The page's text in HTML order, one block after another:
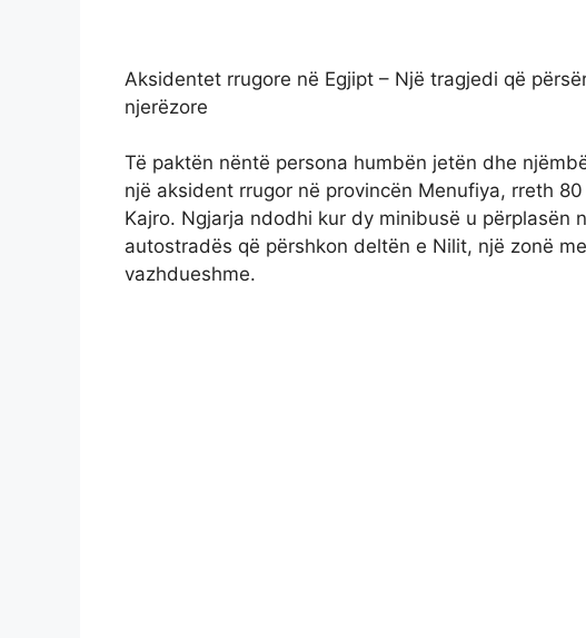
Aksidentet rrugore në Egjipt – Një tragjedi që
njerëzore
Të paktën nëntë persona humbën jetën dhe
një aksident rrugor në provincën Menufiya, rreth
Kajro. Ngjarja ndodhi kur dy minibusë u përplasën
autostradës që përshkon deltën e Nilit, një zonë
vazhdueshme.